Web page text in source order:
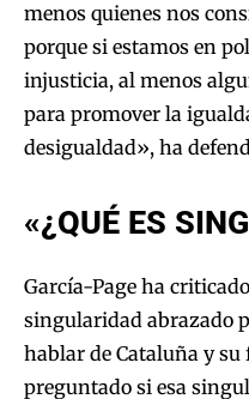
menos quienes nos
porque si estamos en
injusticia, al menos
para promover la
desigualdad», ha
«¿QUÉ ES
García-Page ha
singularidad abrazado
hablar de Cataluña y
preguntado si esa